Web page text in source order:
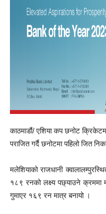
काठमाडौं/ एशिया कप छनोट
पराजित गर्दै छनोटमा पहिलो जित
मलेशियाको राजधानी
१८९ रनको लक्ष्य पछ्याउने क्रममा
गुमाएर १६९ रन मात्र बनायो ।